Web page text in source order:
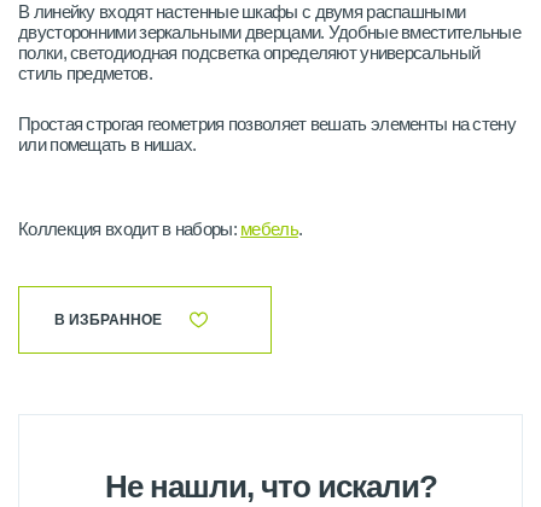
В линейку входят настенные шкафы с двумя распашными
двусторонними зеркальными дверцами. Удобные вместительные
полки, светодиодная подсветка определяют универсальный
стиль предметов.
Простая строгая геометрия позволяет вешать элементы на стену
или помещать в нишах.
Коллекция входит в наборы: мебель.
В ИЗБРАННОЕ
Не нашли, что искали?